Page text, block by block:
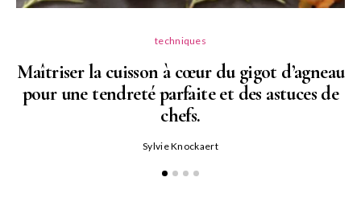
techniques
Maîtriser la cuisson à cœur du gigot d’agneau
pour une tendreté parfaite et des astuces de
chefs.
Sylvie Knockaert